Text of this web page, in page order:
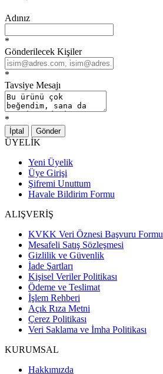
Adınız
*
Gönderilecek Kişiler
*
Tavsiye Mesajı
*
İptal Gönder
ÜYELİK
Yeni Üyelik
Üye Girişi
Şifremi Unuttum
Havale Bildirim Formu
ALIŞVERİŞ
KVKK Veri Öznesi Başvuru Formu
Mesafeli Satış Sözleşmesi
Gizlilik ve Güvenlik
İade Şartları
Kişisel Veriler Politikası
Ödeme ve Teslimat
İşlem Rehberi
Açık Rıza Metni
Çerez Politikası
Veri Saklama ve İmha Politikası
KURUMSAL
Hakkımızda